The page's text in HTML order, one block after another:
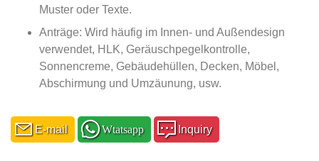
Muster oder Texte.
Anträge: Wird häufig im Innen- und Außendesign
verwendet, HLK, Geräuschpegelkontrolle,
Sonnencreme, Gebäudehüllen, Decken, Möbel,
Abschirmung und Umzäunung, usw.
E-mail Wtatsapp Inquiry